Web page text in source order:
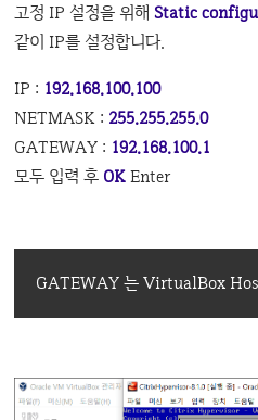
고정 IP 설정을 위해Static
같이 IP를 설정합니다.
IP : 192.168.100.100
NETMASK : 255.255.255.0
GATEWAY : 192.168.100.1
모두 입력 후 OKEnter
GATEWAY 는 VirtualBox